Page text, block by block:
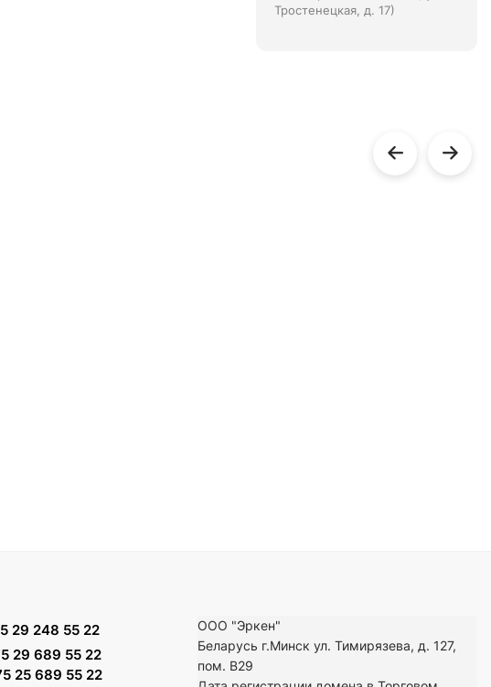
Тростенецкая, д. 17)
29 248 55 22
29 689 55 22
25 689 55 22
ООО "Эркен"
Беларусь г.Минск ул. Тимирязева, д. 127,
пом. В29